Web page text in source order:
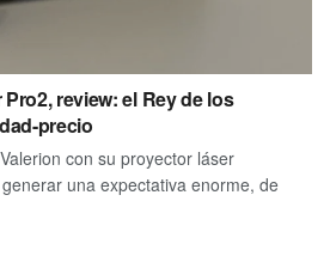
review: el Rey de los
precio
con su proyector láser
una expectativa enorme, de